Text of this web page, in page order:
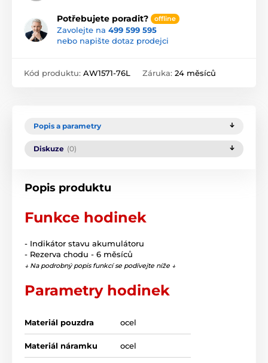
Potřebujete poradit? offline
Zavolejte na 499 599 595
nebo napište dotaz prodejci
Kód produktu: AW1571-76L Záruka: 24 měsíců
Popis a parametry
Diskuze (0)
Popis produktu
Funkce hodinek
- Indikátor stavu akumulátoru
- Rezerva chodu - 6 měsíců
↓ Na podrobný popis funkcí se podívejte níže ↓
Parametry hodinek
Materiál pouzdra ocel
Materiál náramku ocel